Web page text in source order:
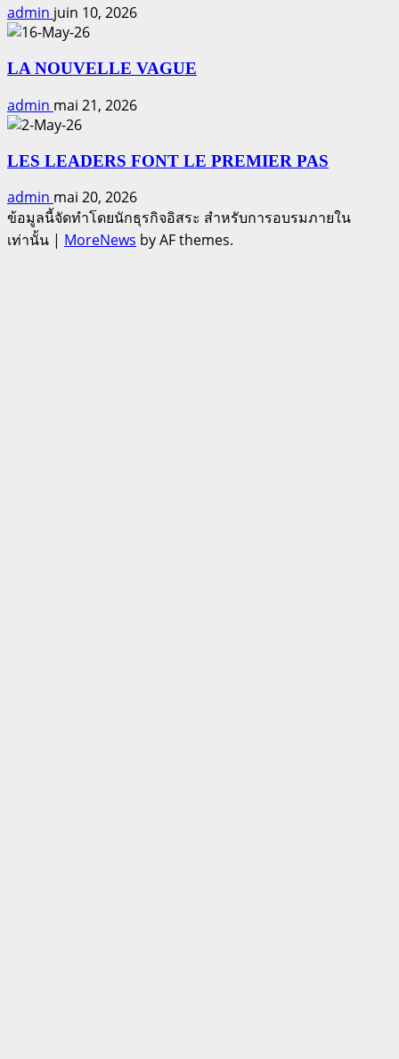
admin juin 10, 2026
LA NOUVELLE VAGUE
admin mai 21, 2026
LES LEADERS FONT LE PREMIER PAS
admin mai 20, 2026
ข้อมูลนี้จัดทำโดยนักธุรกิจอิสระ สำหรับการอบรมภายใน
เท่านั้น | MoreNews by AF themes.